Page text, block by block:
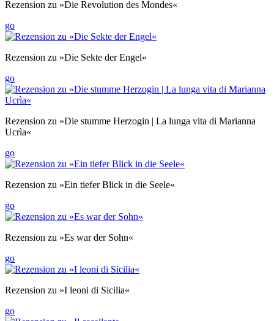
Rezension zu »Die Revolution des Mondes«
go
Rezension zu »Die Sekte der Engel«
go
Rezension zu »Die stumme Herzogin | La lunga vita di Marianna
Ucrìa«
go
Rezension zu »Ein tiefer Blick in die Seele«
go
Rezension zu »Es war der Sohn«
go
Rezension zu »I leoni di Sicilia«
go